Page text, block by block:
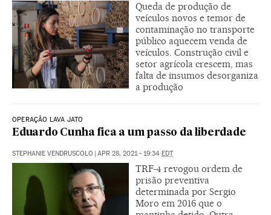
Queda de produção de
veículos novos e temor de
contaminação no transporte
público aquecem venda de
veículos. Construção civil e
setor agrícola crescem, mas
falta de insumos desorganiza
a produção
OPERAÇÃO LAVA JATO
Eduardo Cunha fica a um passo da liberdade
STEPHANIE VENDRUSCOLO APR 28, 2021 - 19:34 EDT
TRF-4 revogou ordem de
prisão preventiva
determinada por Sergio
Moro em 2016 que o